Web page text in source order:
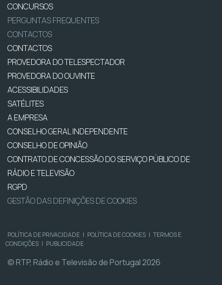
CONCURSOS
PERGUNTAS FREQUENTES
CONTACTOS
CONTACTOS
PROVEDORA DO TELESPECTADOR
PROVEDORA DO OUVINTE
ACESSIBILIDADES
SATÉLITES
A EMPRESA
CONSELHO GERAL INDEPENDENTE
CONSELHO DE OPINIÃO
CONTRATO DE CONCESSÃO DO SERVIÇO PÚBLICO DE
RÁDIO E TELEVISÃO
RGPD
GESTÃO DAS DEFINIÇÕES DE COOKIES
POLÍTICA DE PRIVACIDADE | POLÍTICA DE COOKIES | TERMOS E
CONDIÇÕES | PUBLICIDADE
© RTP, Rádio e Televisão de Portugal 2026